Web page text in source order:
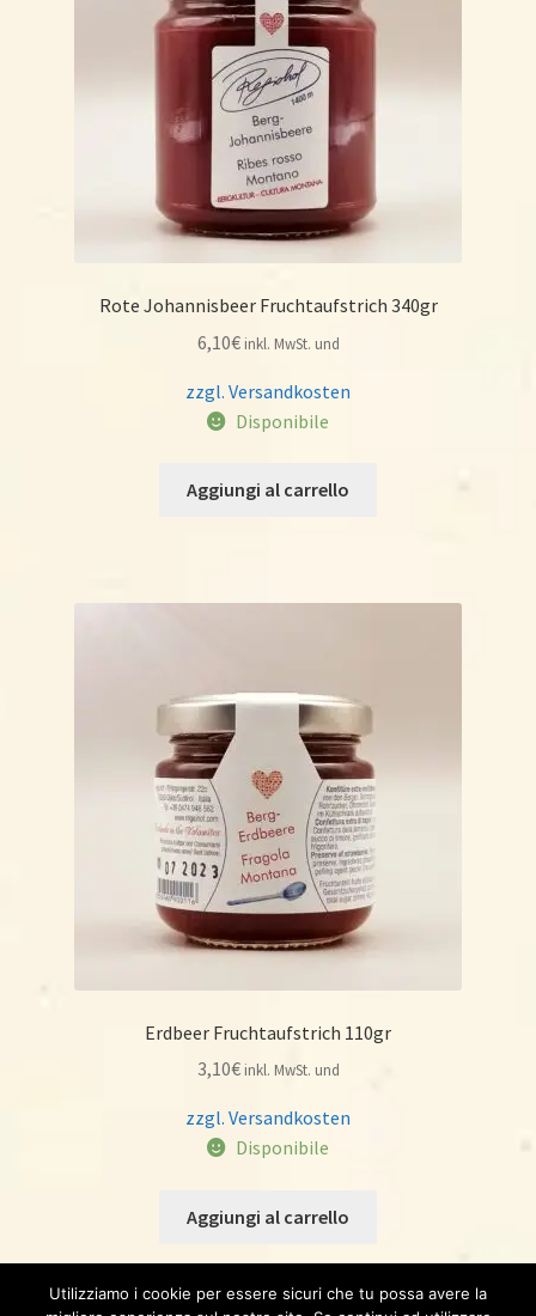
Rote Johannisbeer Fruchtaufstrich 340gr
6,10€ inkl. MwSt. und
zzgl. Versandkosten
Disponibile
Aggiungi al carrello
Erdbeer Fruchtaufstrich 110gr
3,10€ inkl. MwSt. und
zzgl. Versandkosten
Disponibile
Aggiungi al carrello
Utilizziamo i cookie per essere sicuri che tu possa avere la